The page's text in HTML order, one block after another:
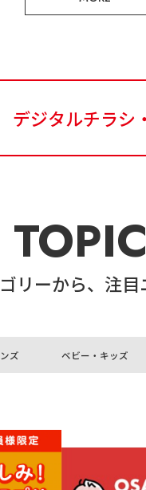
デジタルチラシ
リーから、注
ズ ベビー・キッズ